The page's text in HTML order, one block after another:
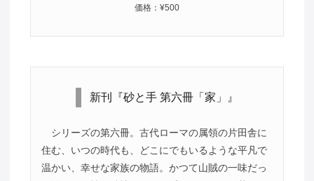
価格：¥500
新刊『砂と手 第六冊「家」』
シリーズの第六冊。古代ローマの属領の片田舎に
住む、いつの時代も、どこにでもいるような平凡で
温かい、幸せな家族の物語。かつて山賊の一味だっ